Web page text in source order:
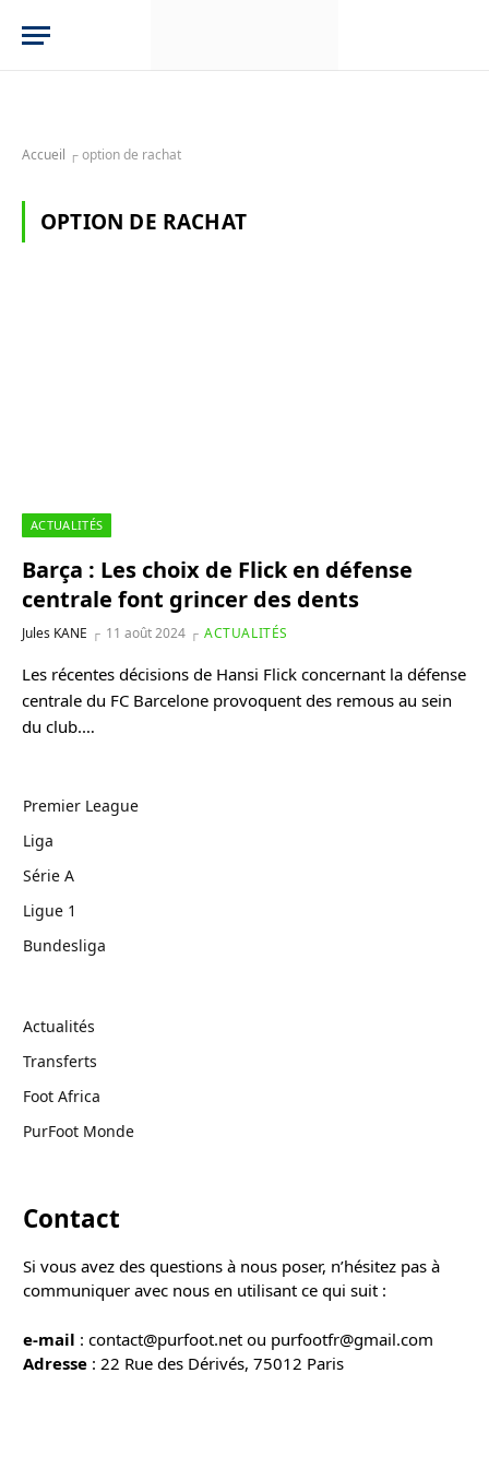
Accueil ┌option de rachat
OPTION DE RACHAT
ACTUALITÉS
Barça : Les choix de Flick en défense
centrale font grincer des dents
Jules KANE 11 août 2024 ACTUALITÉS
Les récentes décisions de Hansi Flick concernant la défense
centrale du FC Barcelone provoquent des remous au sein
du club.…
Premier League
Liga
Série A
Ligue 1
Bundesliga
Actualités
Transferts
Foot Africa
PurFoot Monde
Contact
Si vous avez des questions à nous poser, n’hésitez pas à
communiquer avec nous en utilisant ce qui suit :
e-mail : contact@purfoot.net ou purfootfr@gmail.com
Adresse : 22 Rue des Dérivés, 75012 Paris